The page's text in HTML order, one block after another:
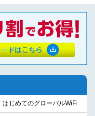
はじめてのグローバルWiFi